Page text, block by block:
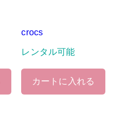
crocs
レンタル可能
カートに入れる